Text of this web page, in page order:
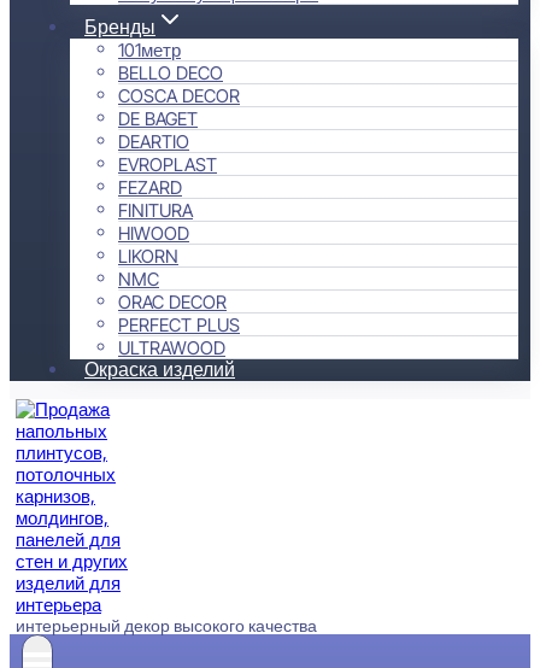
Бренды
101метр
BELLO DECO
COSCA DECOR
DE BAGET
DEARTIO
EVROPLAST
FEZARD
FINITURA
HIWOOD
LIKORN
NMC
ORAC DECOR
PERFECT PLUS
ULTRAWOOD
Окраска изделий
интерьерный декор высокого качества